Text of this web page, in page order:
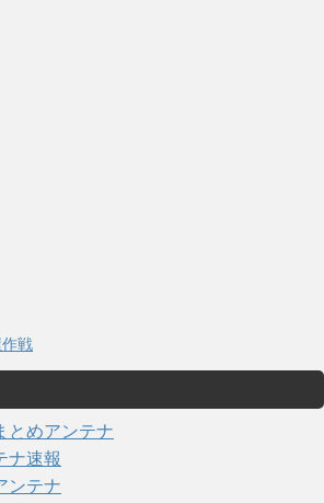
戦
とめアンテナ
ナ速報
ンテナ